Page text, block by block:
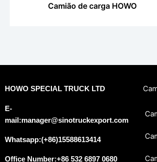
Camião de carga HOWO
HOWO SPECIAL TRUCK LTD
E-
mail:manager@sinotruckexport.com
Whatsapp:(+86)15588613414
Office Number:+86 532 6897 0680